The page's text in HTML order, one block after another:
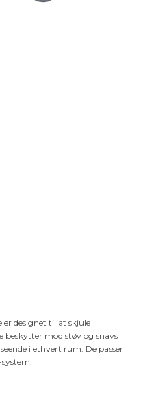
designet til at skjule
beskytter mod støv og snavs
i ethvert rum. De passer